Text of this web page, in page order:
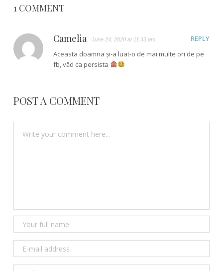
1 COMMENT
Camelia June 24, 2020 at 11:33 pm
REPLY
Aceasta doamna și-a luat-o de mai multe ori de pe
fb, văd ca persista
POST A COMMENT